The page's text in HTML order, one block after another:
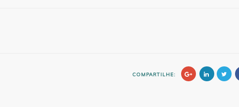
COMPARTILHE: